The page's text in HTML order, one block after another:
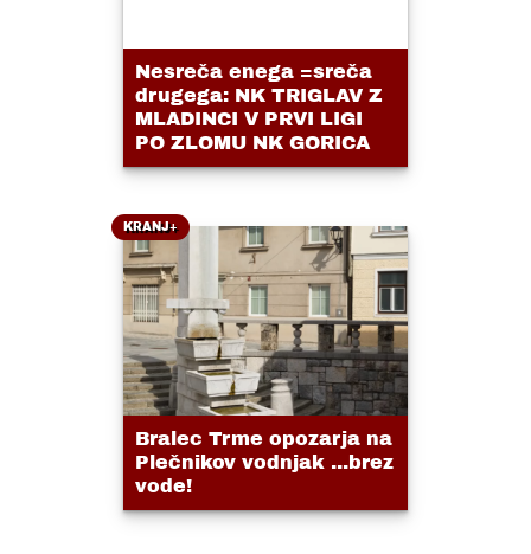
Nesreča enega =sreča
drugega: NK TRIGLAV Z
MLADINCI V PRVI LIGI
PO ZLOMU NK GORICA
KRANJ+
Bralec Trme opozarja na
Plečnikov vodnjak ...brez
vode!